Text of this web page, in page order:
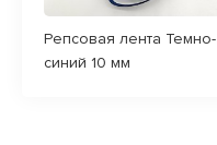
Репсовая лента Темно-
синий 10 мм